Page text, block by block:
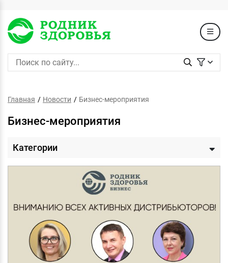
Главная Новости Бизнес-мероприятия
Бизнес-мероприятия
Категории